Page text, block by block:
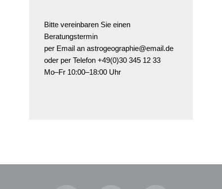
Bitte vereinbaren Sie einen
Beratungstermin
per Email an astrogeographie@email.de
oder per Telefon +49(0)30 345 12 33
Mo–Fr 10:00–18:00 Uhr